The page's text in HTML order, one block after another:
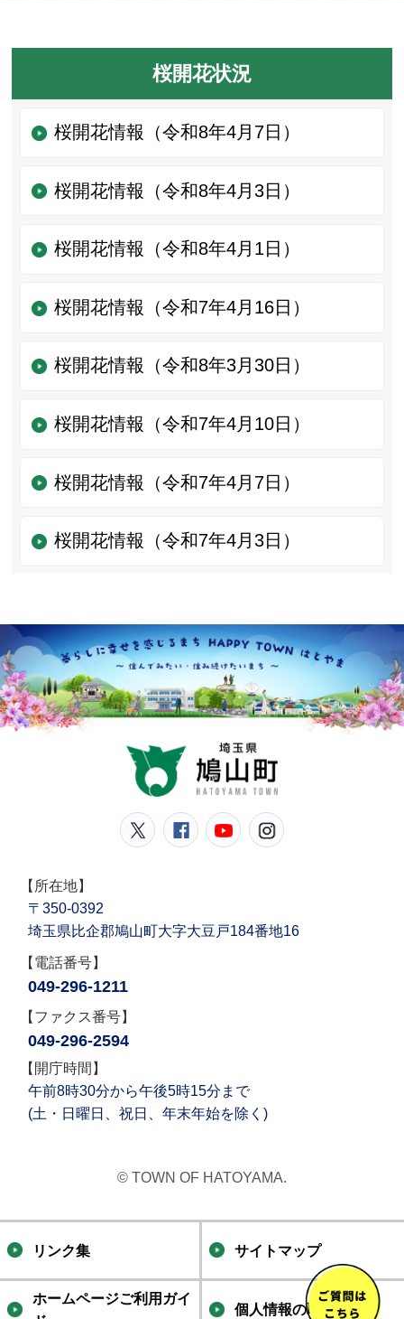
桜開花状況
桜開花情報（令和8年4月7日）
桜開花情報（令和8年4月3日）
桜開花情報（令和8年4月1日）
桜開花情報（令和7年4月16日）
桜開花情報（令和8年3月30日）
桜開花情報（令和7年4月10日）
桜開花情報（令和7年4月7日）
桜開花情報（令和7年4月3日）
鳩山町公式Twitter
鳩山町公式Facebook
鳩山町公式
【所在地】
〒350-0392
埼玉県比企郡鳩山町大字大豆戸184番地16
【電話番号】
049-296-1211
【ファクス番号】
049-296-2594
【開庁時間】
午前8時30分から午後5時15分まで
(土・日曜日、祝日、年末年始を除く)
© TOWN OF HATOYAMA.
リンク集 サイトマップ
ホームページご利用ガイ
個人情報の取り扱い